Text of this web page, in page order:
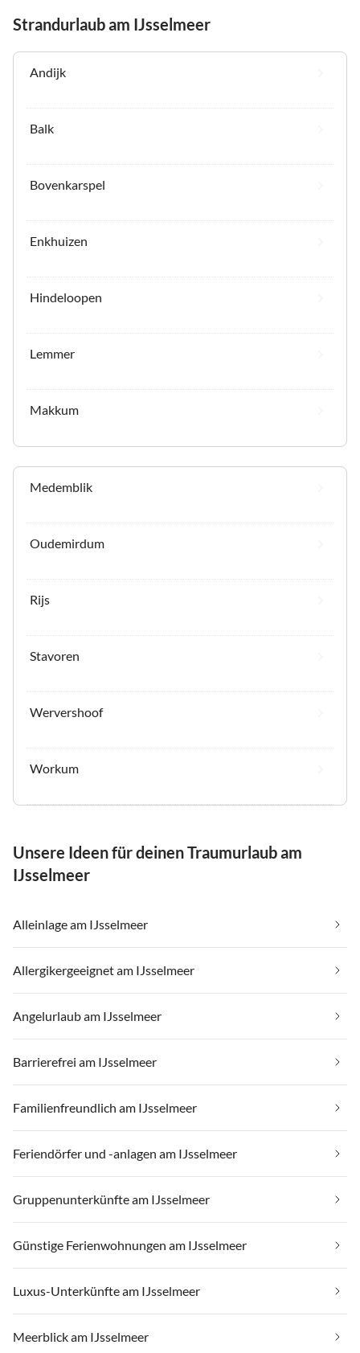
Strandurlaub am IJsselmeer
Andijk
Balk
Bovenkarspel
Enkhuizen
Hindeloopen
Lemmer
Makkum
Medemblik
Oudemirdum
Rijs
Stavoren
Wervershoof
Workum
Unsere Ideen für deinen Traumurlaub am
IJsselmeer
Alleinlage am IJsselmeer
Allergikergeeignet am IJsselmeer
Angelurlaub am IJsselmeer
Barrierefrei am IJsselmeer
Familienfreundlich am IJsselmeer
Feriendörfer und -anlagen am IJsselmeer
Gruppenunterkünfte am IJsselmeer
Günstige Ferienwohnungen am IJsselmeer
Luxus-Unterkünfte am IJsselmeer
Meerblick am IJsselmeer